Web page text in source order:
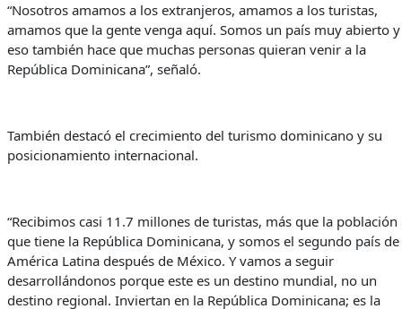
“Nosotros amamos a los extranjeros, amamos a los turistas,
amamos que la gente venga aquí. Somos un país muy abierto y
eso también hace que muchas personas quieran venir a la
República Dominicana”, señaló.
También destacó el crecimiento del turismo dominicano y su
posicionamiento internacional.
“Recibimos casi 11.7 millones de turistas, más que la población
que tiene la República Dominicana, y somos el segundo país de
América Latina después de México. Y vamos a seguir
desarrollándonos porque este es un destino mundial, no un
destino regional. Inviertan en la República Dominicana; es la